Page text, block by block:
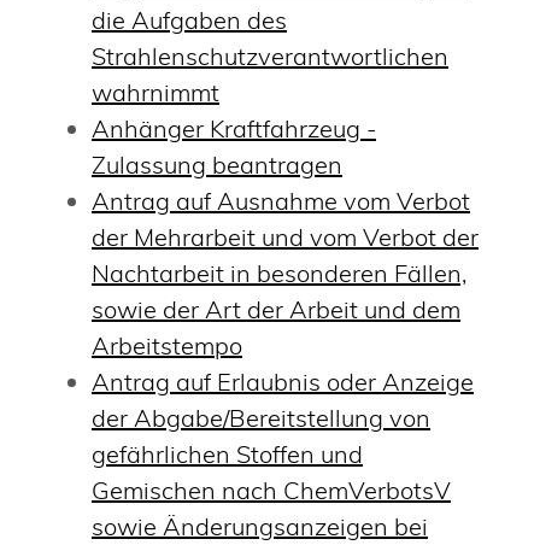
die Aufgaben des
Strahlenschutzverantwortlichen
wahrnimmt
Anhänger Kraftfahrzeug -
Zulassung beantragen
Antrag auf Ausnahme vom Verbot
der Mehrarbeit und vom Verbot der
Nachtarbeit in besonderen Fällen,
sowie der Art der Arbeit und dem
Arbeitstempo
Antrag auf Erlaubnis oder Anzeige
der Abgabe/Bereitstellung von
gefährlichen Stoffen und
Gemischen nach ChemVerbotsV
sowie Änderungsanzeigen bei